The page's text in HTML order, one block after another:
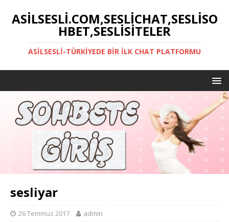
ASILSESLI.COM,SESLICHAT,SESLISO
HBET,SESLISITELER
ASILSESLI-TÜRKIYEDE BIR İLK CHAT PLATFORMU
sesliyar
26 Temmuz 2017 admin